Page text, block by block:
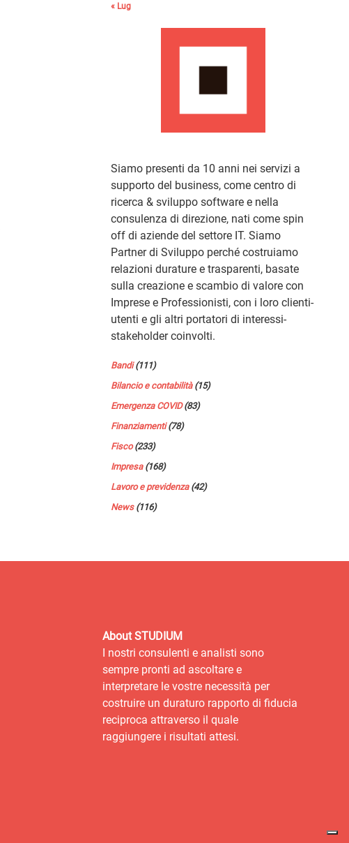
« Lug
Siamo presenti da 10 anni nei servizi a
supporto del business, come centro di
ricerca & sviluppo software e nella
consulenza di direzione, nati come spin
off di aziende del settore IT. Siamo
Partner di Sviluppo perché costruiamo
relazioni durature e trasparenti, basate
sulla creazione e scambio di valore con
Imprese e Professionisti, con i loro clienti-
utenti e gli altri portatori di interessi-
stakeholder coinvolti.
Bandi(111)
Bilancio e contabilità(15)
Emergenza COVID(83)
Finanziamenti(78)
Fisco(233)
Impresa(168)
Lavoro e previdenza(42)
News(116)
About STUDIUM
I nostri consulenti e analisti sono
sempre pronti ad ascoltare e
interpretare le vostre necessità per
costruire un duraturo rapporto di fiducia
reciproca attraverso il quale
raggiungere i risultati attesi.